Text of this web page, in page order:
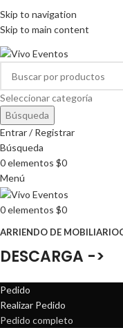
Skip to navigation
Skip to main content
HORARIOS DE
ARRIENDO DE
Seleccionar categoría
Búsqueda
Entrar / Registrar
Búsqueda
0elementos $0
Menú
0elementos $0
ARRIENDO DE MOBILIARIO
DESCARGA ->
Pedido
Realizar Pedido
Pedido completo